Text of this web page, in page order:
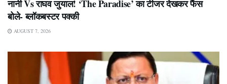
नानी Vs राघव जुयाल! ‘The Paradise’ का टीजर देखकर फैंस
बोले- ब्लॉकबस्टर पक्की
AUGUST 7, 2026